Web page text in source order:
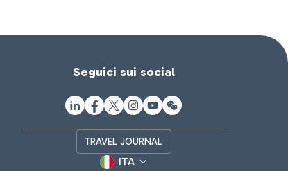
Seguici sui social
TRAVEL JOURNAL
ITA